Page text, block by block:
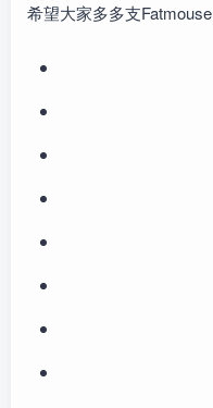
希望大家多多支Fatmouse